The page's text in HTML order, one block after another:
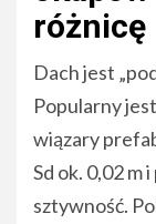
różnicę
Dach jest
Popularny
wiązary
Sd ok. 0,02 m
sztywność.